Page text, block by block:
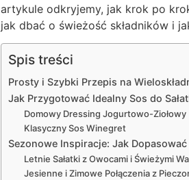
artykule odkryjemy, jak krok po
jak dbać o świeżość składników i
Spis treści
Prosty i Szybki Przepis na
Jak Przygotować Idealny Sos do
Domowy Dressing Jogurtowo-Ziołowy
Klasyczny Sos Winegret
Sezonowe Inspiracje: Jak Dopasować
Letnie Sałatki z Owocami i Świeżymi
Jesienne i Zimowe Połączenia z